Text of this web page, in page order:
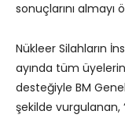
sonuçlarını almayı
Nükleer Silahların
ayında tüm
desteğiyle BM
şekilde vurgulanan,